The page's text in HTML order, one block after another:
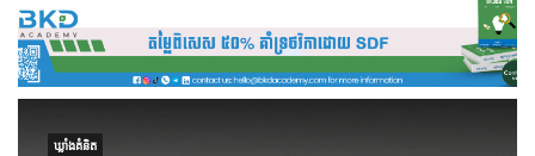
ឃ្លាំង​គំនិត